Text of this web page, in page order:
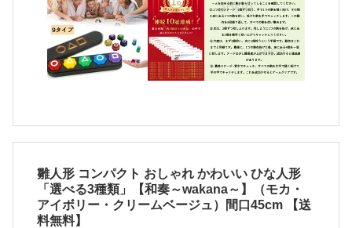
雛人形 コンパクト おしゃれ かわいい ひな人形
「選べる3種類」【和奏～wakana～】（モカ・
アイボリー・クリームベージュ）間口45cm 【送
料無料】